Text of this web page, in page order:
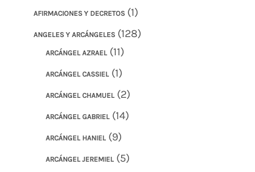
AFIRMACIONES Y DECRETOS(1)
ANGELES Y ARCÁNGELES(128)
ARCÁNGEL AZRAEL(11)
ARCÁNGEL CASSIEL(1)
ARCÁNGEL CHAMUEL(2)
ARCÁNGEL GABRIEL(14)
ARCÁNGEL HANIEL(9)
ARCÁNGEL JEREMIEL(5)